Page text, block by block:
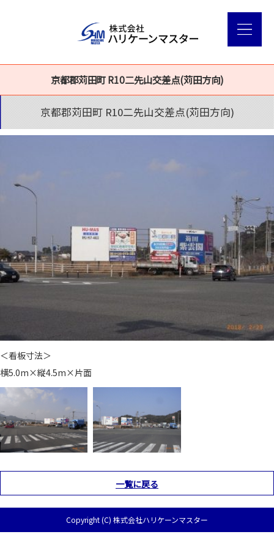
京都郡苅田町 R10二先山交差点(苅田方向)
京都郡苅田町 R10二先山交差点(苅田方向)
＜看板寸法＞
横5.0m×縦4.5m×片面
一覧に戻る
Copyright (C) 株式会社ハリケーンマスター